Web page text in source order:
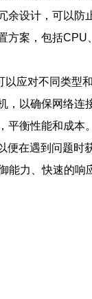
设计，可以防
案，包括CPU
应对不同类型和
以确保网络连
衡性能和成本。
在遇到问题时
力、快速的